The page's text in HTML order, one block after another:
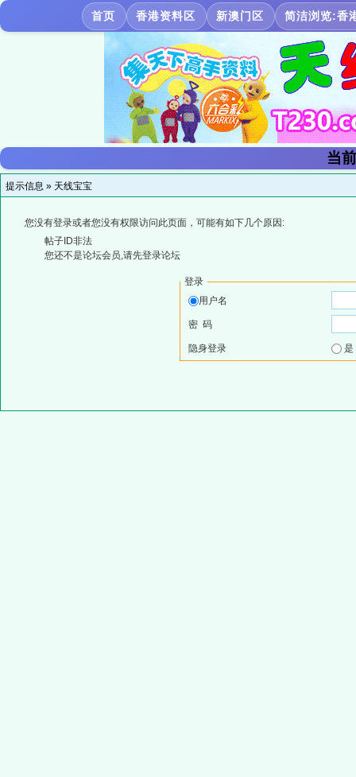
首页 香港资料区 新澳门区 简洁浏览:香
当
提示信息 » 天线宝宝
您没有登录或者您没有权限访问此页面，可能有如下几个原因:
帖子ID非法
您还不是论坛会员,请先登录论坛
登录
用户名
密 码
隐身登录